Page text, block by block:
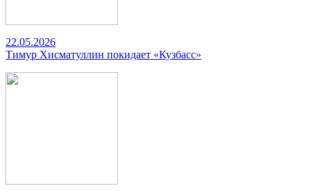
22.05.2026
Тимур Хисматуллин покидает «Кузбасс»